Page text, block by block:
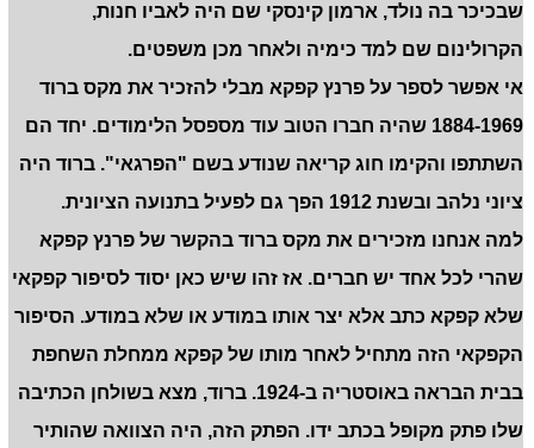
שבכיכר בה נולד, ארמון קינסקי שם היה לאביו חנות,
הקרולינום שם למד כימיה ולאחר מכן משפטים.
אי אפשר לספר על פרנץ קפקא מבלי להזכיר את מקס ברוד
1884-1969 שהיה חברו הטוב עוד מספסל הלימודים. יחד הם
השתתפו והקימו חוג קריאה שנודע בשם "הפרגאי". ברוד היה
ציוני נלהב ובשנת 1912 הפך גם לפעיל בתנועה הציונית.
למה אנחנו מזכירים את מקס ברוד בהקשר של פרנץ קפקא
שהרי לכל אחד יש חברים. אז זהו שיש כאן יסוד לסיפור קפקאי
שלא קפקא כתב אלא יצר אותו במודע או שלא במודע. הסיפור
הקפקאי הזה מתחיל לאחר מותו של קפקא ממחלת השחפת
בבית הבראה באוסטריה ב-1924. ברוד, מצא בשולחן הכתיבה
שלו פתק מקופל בכתב ידו. הפתק הזה, היה הצוואה שהותיר